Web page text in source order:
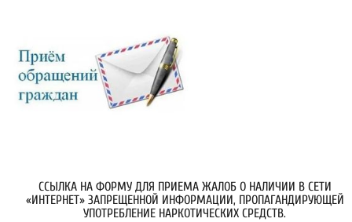
ССЫЛКА НА ФОРМУ ДЛЯ ПРИЕМА ЖАЛОБ О НАЛИЧИИ В СЕТИ
«ИНТЕРНЕТ» ЗАПРЕЩЕННОЙ ИНФОРМАЦИИ, ПРОПАГАНДИРУЮЩЕЙ
УПОТРЕБЛЕНИЕ НАРКОТИЧЕСКИХ СРЕДСТВ.